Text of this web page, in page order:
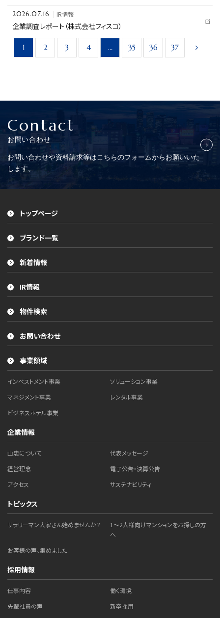
2026.07.16 IR情報
企業調査レポート（株式会社フィスコ）
1 2 3 4 … 35 36 37
Contact
お問い合わせ
お問い合わせや資料請求等はこちらのフォームからお願いいた
します。
トップページ
ブランド一覧
新着情報
IR情報
物件検索
お問い合わせ
事業領域
インベストメント事業
ソリューション事業
マネジメント事業
レンタル事業
ビジネスホテル事業
企業情報
山忠について
代表メッセージ
経営理念
電子公告・決算公告
アクセス
サステナビリティ
トピックス
サラリーマン大家さん始めませんか？
1～2人様向けマンションをお探しの方
へ
お客様の声、集めました
採用情報
仕事内容
働く環境
先輩社員の声
新卒採用